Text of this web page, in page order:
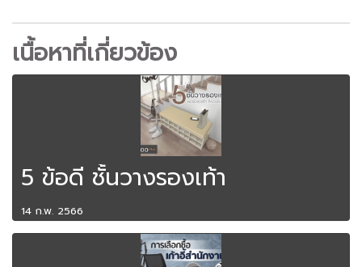
เนื้อหาที่เกี่ยวข้อง
5 ข้อดี ชั้นวางรองเท้า
14 ก.พ. 2566